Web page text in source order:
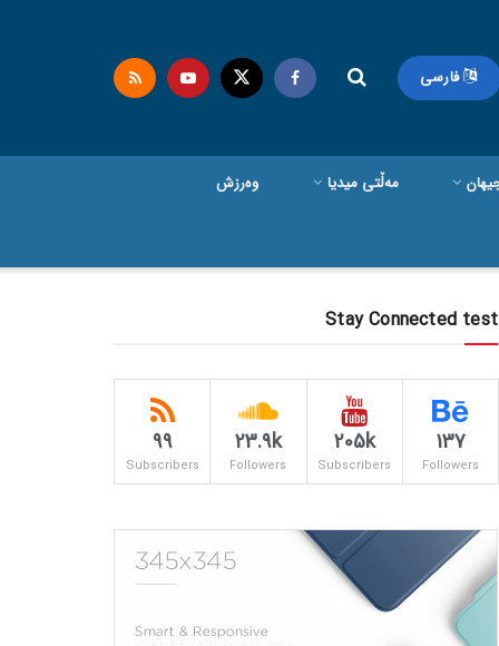
فارسی
مەڵتی میدیا وەرزش
Stay Connected test
137
Followers
205k
Subscribers
23.9k
Followers
99
Subscribers